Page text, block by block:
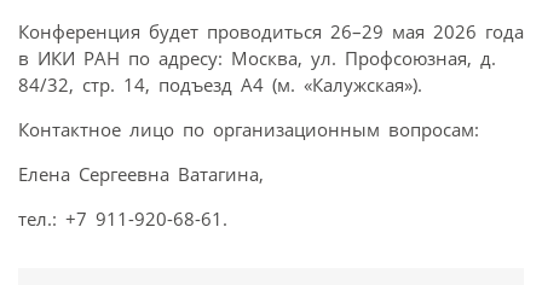
Конференция будет проводиться 26–29 мая 2026 года
в ИКИ РАН по адресу: Москва, ул. Профсоюзная, д.
84/32, стр. 14, подъезд А4 (м. «Калужская»).
Контактное лицо по организационным вопросам:
Елена Сергеевна Ватагина,
тел.: +7 911-920-68-61.